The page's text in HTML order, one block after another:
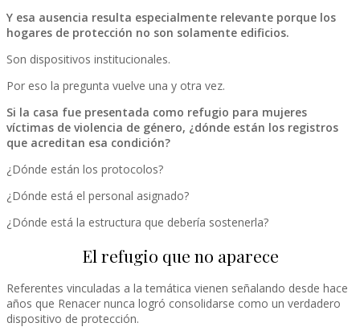
Y esa ausencia resulta especialmente relevante porque los
hogares de protección no son solamente edificios.
Son dispositivos institucionales.
Por eso la pregunta vuelve una y otra vez.
Si la casa fue presentada como refugio para mujeres
víctimas de violencia de género, ¿dónde están los registros
que acreditan esa condición?
¿Dónde están los protocolos?
¿Dónde está el personal asignado?
¿Dónde está la estructura que debería sostenerla?
El refugio que no aparece
Referentes vinculadas a la temática vienen señalando desde hace
años que Renacer nunca logró consolidarse como un verdadero
dispositivo de protección.